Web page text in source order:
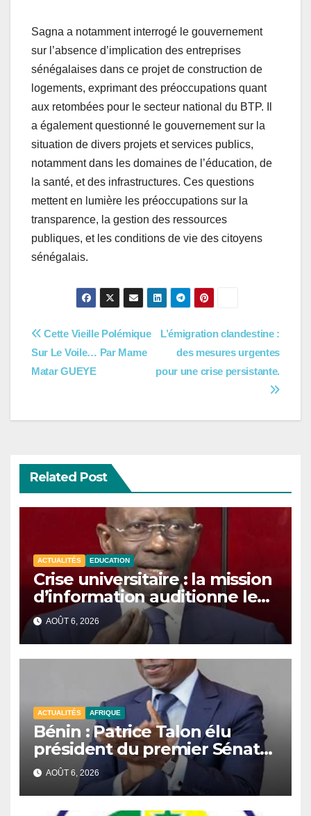
Sagna a notamment interrogé le gouvernement
sur l’absence d’implication des entreprises
sénégalaises dans ce projet de construction de
logements, exprimant des préoccupations quant
aux retombées pour le secteur national du BTP. Il
a également questionné le gouvernement sur la
situation de divers projets et services publics,
notamment dans les domaines de l’éducation, de
la santé, et des infrastructures. Ces questions
mettent en lumière les préoccupations sur la
transparence, la gestion des ressources
publiques, et les conditions de vie des citoyens
sénégalais.
Navigation
de
L’émigration clandestine :
des mesures urgentes
pour une crise persistante.
Cette Vieille Polémique
Sur Le Voile… Par Mame
Matar GUEYE
Related Post
ACTUALITÉS EDUCATION
Crise universitaire : la mission
d’information auditionne le
ministre Boubacar Camara.
AOÛT 6, 2026
ACTUALITÉS AFRIQUE
Bénin : Patrice Talon élu
président du premier Sénat
de l’histoire du pays.
AOÛT 6, 2026